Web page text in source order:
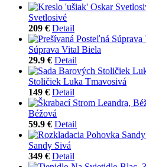
Svetlosivé
209 € Detail
Súprava Vital Biela
29.9 € Detail
Stoličiek Luka Tmavosivá
149 € Detail
Béžová
59.9 € Detail
Sandy Sivá
349 € Detail